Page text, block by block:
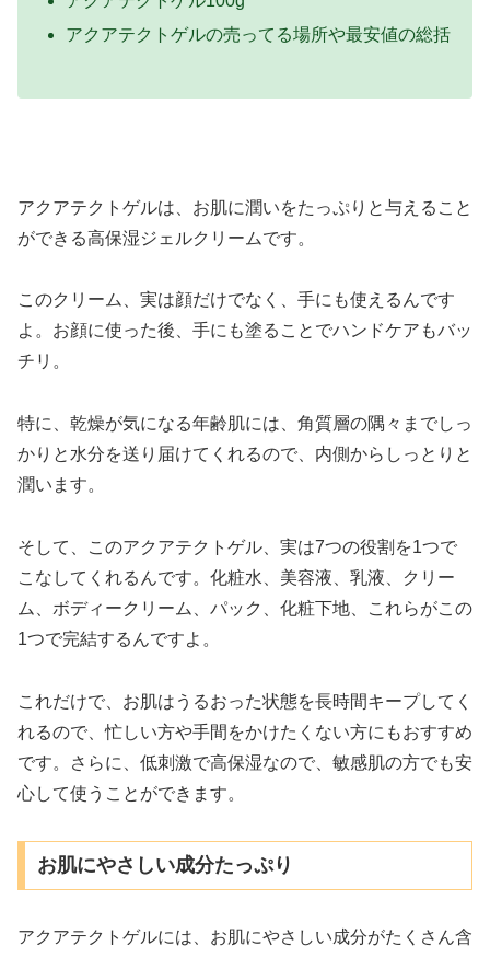
アクアテクトゲルの売ってる場所や最安値の総括
アクアテクトゲルは、お肌に潤いをたっぷりと与えること
ができる高保湿ジェルクリームです。
このクリーム、実は顔だけでなく、手にも使えるんです
よ。お顔に使った後、手にも塗ることでハンドケアもバッ
チリ。
特に、乾燥が気になる年齢肌には、角質層の隅々までしっ
かりと水分を送り届けてくれるので、内側からしっとりと
潤います。
そして、このアクアテクトゲル、実は7つの役割を1つで
こなしてくれるんです。化粧水、美容液、乳液、クリー
ム、ボディークリーム、パック、化粧下地、これらがこの
1つで完結するんですよ。
これだけで、お肌はうるおった状態を長時間キープしてく
れるので、忙しい方や手間をかけたくない方にもおすすめ
です。さらに、低刺激で高保湿なので、敏感肌の方でも安
心して使うことができます。
お肌にやさしい成分たっぷり
アクアテクトゲルには、お肌にやさしい成分がたくさん含